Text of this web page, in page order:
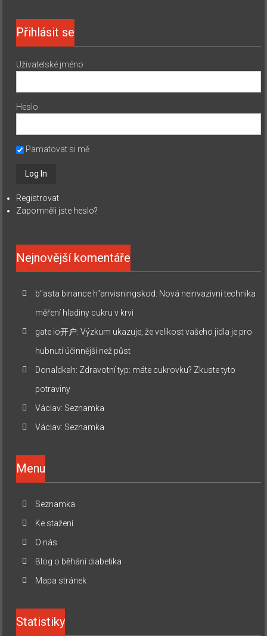
Přihlásit se
Uživatelské jméno
Heslo
Pamatovat si mě
Registrovat
Zapomněli jste heslo?
Nejnovější komentáře
b"asta binance h"anvisningskod: Nová neinvazivní technika
měření hladiny cukru v krvi
gate io开户:Výzkum ukazuje, že velikost vašeho jídla je pro
hubnutí účinnější než půst
Donaldkah: Zdravotní typ: máte cukrovku? Zkuste tyto
potraviny
Václav: Seznamka
Václav: Seznamka
Menu
Seznamka
Ke stažení
O nás
Blog o běhání diabetika
Mapa stránek
Statistiky